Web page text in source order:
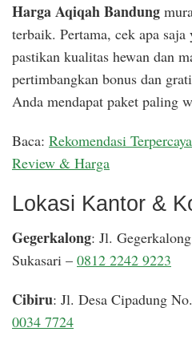
Harga Aqiqah Bandung
terbaik. Pertama, cek apa
pastikan kualitas hewan dan
pertimbangkan bonus dan
Anda mendapat paket paling
Baca: Rekomendasi Terpercaya
Review & Harga
Lokasi Kantor &
Gegerkalong: Jl.
Sukasari – 0812 2242 9223
Cibiru: Jl. Desa Cipadung
0034 7724